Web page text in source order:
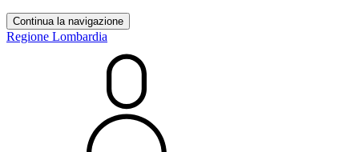
Continua la navigazione
Regione Lombardia